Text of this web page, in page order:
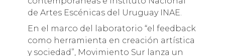
de Artes Escénicas del Uruguay INAE.
En el marco del laboratorio “el feedback
como herramienta en creación artística
y sociedad”, Movimiento Sur lanza un